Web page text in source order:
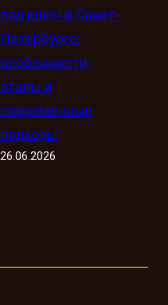
под ключ в Санкт-
Петербурге:
особенности,
этапы и
современные
подходы
26.06.2026